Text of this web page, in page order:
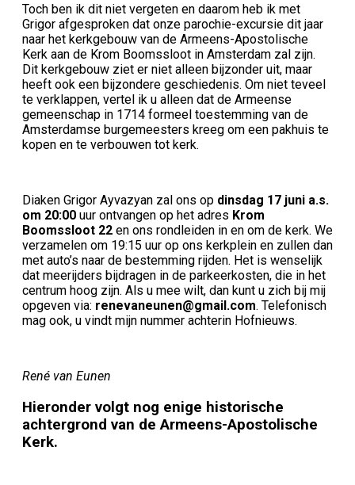
Toch ben ik dit niet vergeten en daarom heb ik met
Grigor afgesproken dat onze parochie-excursie dit jaar
naar het kerkgebouw van de Armeens-Apostolische
Kerk aan de Krom Boomssloot in Amsterdam zal zijn.
Dit kerkgebouw ziet er niet alleen bijzonder uit, maar
heeft ook een bijzondere geschiedenis. Om niet teveel
te verklappen, vertel ik u alleen dat de Armeense
gemeenschap in 1714 formeel toestemming van de
Amsterdamse burgemeesters kreeg om een pakhuis te
kopen en te verbouwen tot kerk.
Diaken Grigor Ayvazyan zal ons op dinsdag 17 juni a.s.
om 20:00 uur ontvangen op het adres Krom
Boomssloot 22 en ons rondleiden in en om de kerk. We
verzamelen om 19:15 uur op ons kerkplein en zullen dan
met auto’s naar de bestemming rijden. Het is wenselijk
dat meerijders bijdragen in de parkeerkosten, die in het
centrum hoog zijn. Als u mee wilt, dan kunt u zich bij mij
opgeven via: renevaneunen@gmail.com. Telefonisch
mag ook, u vindt mijn nummer achterin Hofnieuws.
René van Eunen
Hieronder volgt nog enige historische
achtergrond van de Armeens-Apostolische
Kerk.